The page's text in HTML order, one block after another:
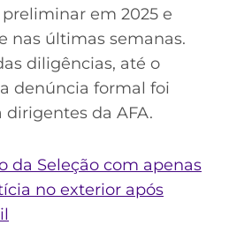
em 2025 e
nas últimas semanas.
diligências, até o
denúncia formal foi
da AFA.
da Seleção com apenas
no exterior após